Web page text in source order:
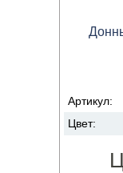
Артикул:
Цвет: